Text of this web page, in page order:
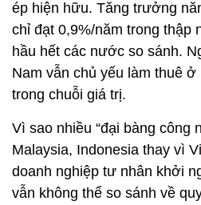
ép hiện hữu. Tăng trưởng
chỉ đạt 0,9%/năm trong thập
hầu hết các nước so sánh.
Nam vẫn chủ yếu làm thuê
trong chuỗi giá trị.
Vì sao nhiều “đại bàng công
Malaysia, Indonesia thay vì
doanh nghiệp tư nhân khởi
vẫn không thể so sánh về